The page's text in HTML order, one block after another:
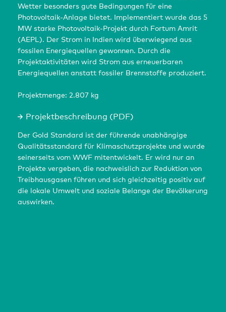
Wetter besonders gute Bedingungen für eine
Photovoltaik-Anlage bietet. Implementiert wurde das 5
MW starke Photovoltaik-Projekt durch Fortum Amrit
(AEPL). Der Strom in Indien wird überwiegend aus
fossilen Energiequellen gewonnen. Durch die
Projektaktivitäten wird Strom aus erneuerbaren
Energiequellen anstatt fossiler Brennstoffe produziert.
Projektmenge: 2.807 kg
Projektbeschreibung (PDF)
Der Gold Standard ist der führende unabhängige
Qualitätsstandard für Klimaschutzprojekte und wurde
seinerseits vom WWF mitentwickelt. Er wird nur an
Projekte vergeben, die nachweislich zur Reduktion von
Treibhausgasen führen und sich gleichzeitig positiv auf
die lokale Umwelt und soziale Belange der Bevölkerung
auswirken.